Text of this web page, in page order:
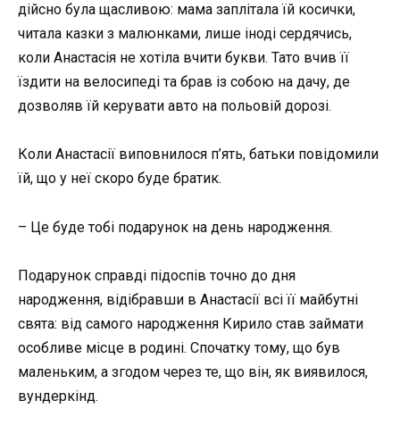
дійсно була щасливою: мама заплітала їй косички,
читала казки з малюнками, лише іноді сердячись,
коли Анастасія не хотіла вчити букви. Тато вчив її
їздити на велосипеді та брав із собою на дачу, де
дозволяв їй керувати авто на польовій дорозі.
Коли Анастасії виповнилося п’ять, батьки повідомили
їй, що у неї скоро буде братик.
– Це буде тобі подарунок на день народження.
Подарунок справді підоспів точно до дня
народження, відібравши в Анастасії всі її майбутні
свята: від самого народження Кирило став займати
особливе місце в родині. Спочатку тому, що був
маленьким, а згодом через те, що він, як виявилося,
вундеркінд.